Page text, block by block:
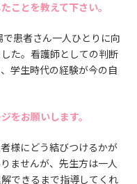
ことを教えて下さい。
患者さん一人ひとりに向
た。看護師としての判断
学生時代の経験が今の自
をお願いします。
様にどう結びつけるかが
ませんが、先生方は一人
できるまで指導してくれ